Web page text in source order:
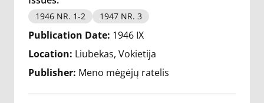
1946 NR. 1-2 1947 NR. 3
Publication Date: 1946 IX
Location: Liubekas, Vokietija
Publisher: Meno mėgėjų ratelis